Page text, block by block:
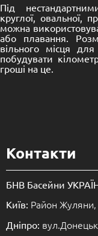
Під
круглої, овальної,
можна
або плавання.
вільного місця
побудувати
гроші на це.
Контакти
БНВ Басейни
Київ: Район Жуляни,
Дніпро: